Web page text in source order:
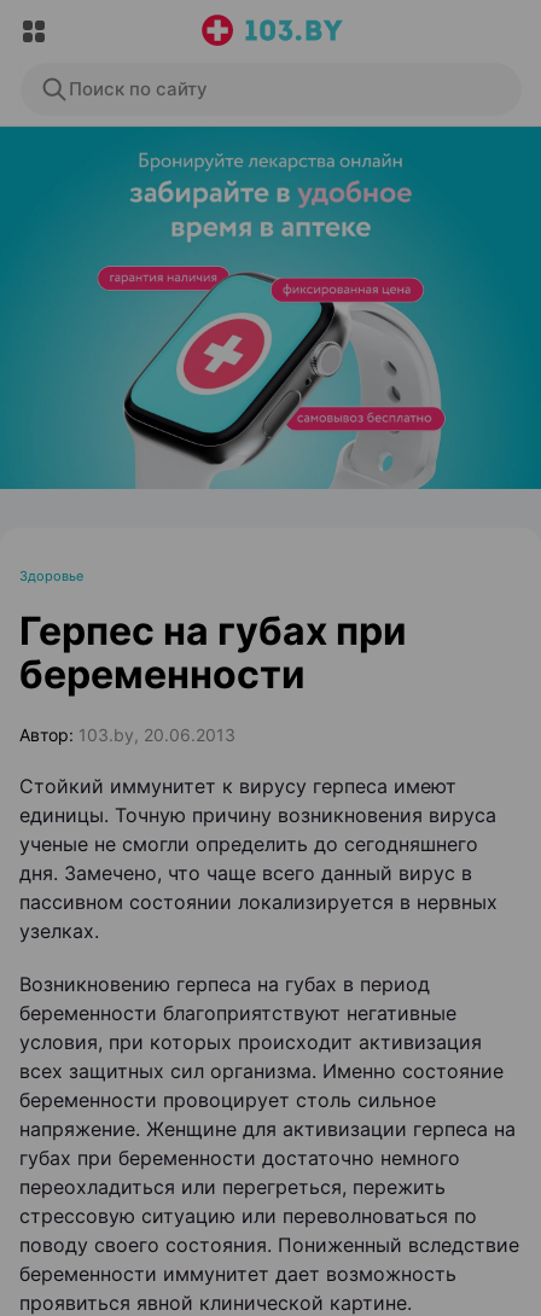
Поиск по сайту
ЭФФЕКТИВНАЯ РЕКЛАМА НА САЙТЕ
Здоровье
Герпес на губах при
беременности
Автор: 103.by, 20.06.2013
Стойкий иммунитет к вирусу герпеса имеют
единицы. Точную причину возникновения вируса
ученые не смогли определить до сегодняшнего
дня. Замечено, что чаще всего данный вирус в
пассивном состоянии локализируется в нервных
узелках.
Возникновению герпеса на губах в период
беременности благоприятствуют негативные
условия, при которых происходит активизация
всех защитных сил организма. Именно состояние
беременности провоцирует столь сильное
напряжение. Женщине для активизации герпеса на
губах при беременности достаточно немного
переохладиться или перегреться, пережить
стрессовую ситуацию или переволноваться по
поводу своего состояния. Пониженный вследствие
беременности иммунитет дает возможность
проявиться явной клинической картине.